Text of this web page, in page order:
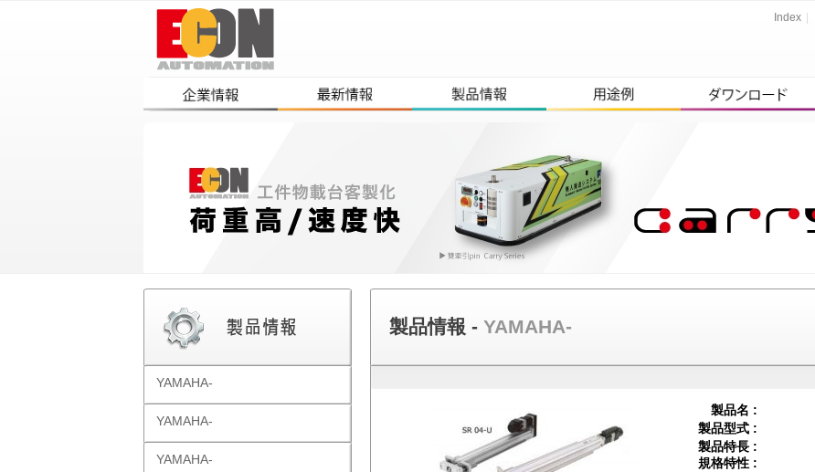
Index
YAMAHA-
YAMAHA-
YAMAHA-
製品情報 - YAMAHA-
製品名 :
製品型式 :
製品特長 :
規格特性 :